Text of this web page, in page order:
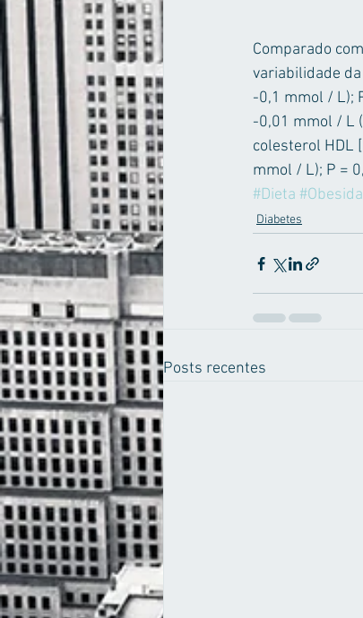
Comparado
variabilidade
-0,1 mmol / L);
-0,01 mmol / L
colesterol HDL
mmol / L); P =
#Dieta
Diabetes
Posts recentes